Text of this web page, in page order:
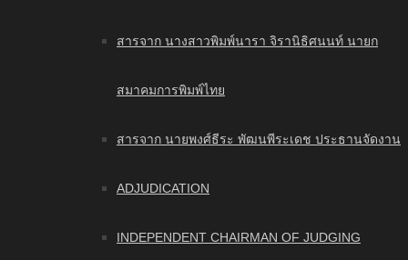
สารจาก นางสาวพิมพ์นารา จิรานิธิศนนท์ นายก
สมาคมการพิมพ์ไทย
สารจาก นายพงศ์ธีระ พัฒนพีระเดช ประธานจัดงาน
ADJUDICATION
INDEPENDENT CHAIRMAN OF JUDGING